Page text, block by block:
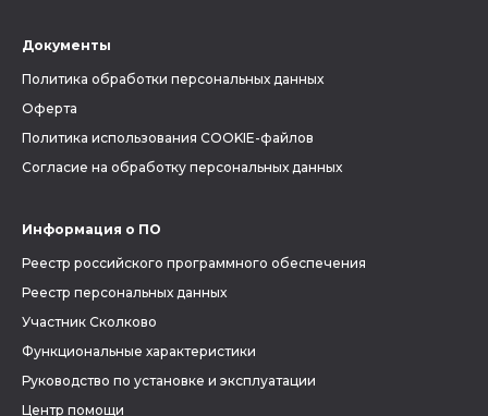
Документы
Политика обработки персональных данных
Оферта
Политика использования COOKIE-файлов
Согласие на обработку персональных данных
Информация о ПО
Реестр российского программного обеспечения
Реестр персональных данных
Участник Сколково
Функциональные характеристики
Руководство по установке и эксплуатации
Центр помощи